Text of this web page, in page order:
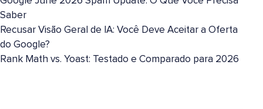
Saber
Recusar Visão Geral de IA: Você Deve Aceitar a Oferta
do Google?
Rank Math vs. Yoast: Testado e Comparado para 2026